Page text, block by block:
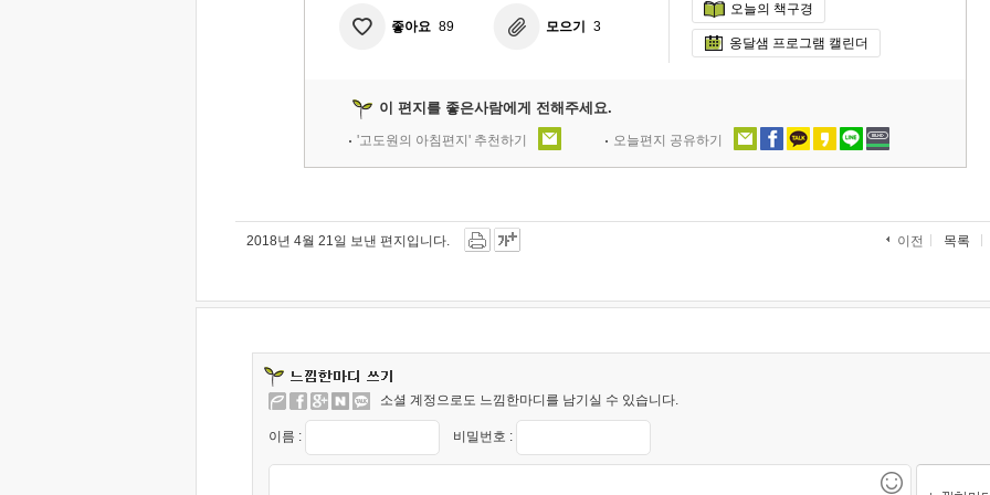
좋아요 89 모으기 3
오늘의 책구경
옹달샘 프로그램 캘린더
이 편지를 좋은사람에게 전해주세요.
'고도원의 아침편지' 추천하기 오늘편지 공유하기
2018년 4월 21일 보낸 편지입니다. 이전 목록
소셜 계정으로도 느낌한마디를 남기실 수 있습니다.
이름 : 비밀번호 :